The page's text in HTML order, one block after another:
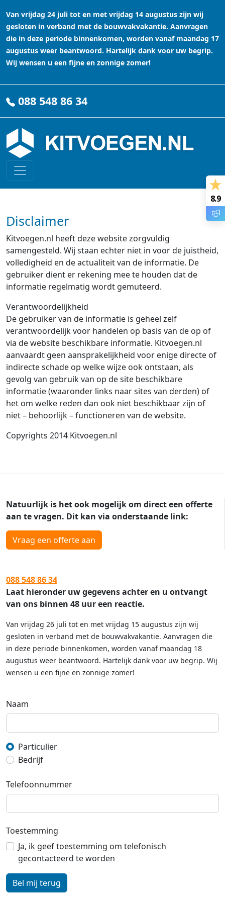
Van vrijdag 24 juli tot en met vrijdag 14 augustus zijn wij
gesloten in verband met de bouwvakvakantie. Aanvragen
die in deze periode binnenkomen, worden vanaf maandag 17
augustus weer beantwoord. Hartelijk dank voor uw begrip.
Wij wensen u een fijne en zonnige zomer!
088 548 86 34
Disclaimer
Kitvoegen.nl heeft deze website zorgvuldig
samengesteld. Wij staan echter niet in voor de juistheid,
volledigheid en de actualiteit van de informatie. De
gebruiker dient er rekening mee te houden dat de
informatie regelmatig wordt gemuteerd.
Verantwoordelijkheid
De gebruiker van de informatie is geheel zelf
verantwoordelijk voor handelen op basis van de op of
via de website beschikbare informatie. Kitvoegen.nl
aanvaardt geen aansprakelijkheid voor enige directe of
indirecte schade op welke wijze ook ontstaan, als
gevolg van gebruik van op de site beschikbare
informatie (waaronder links naar sites van derden) of
het om welke reden dan ook niet beschikbaar zijn of
niet – behoorlijk – functioneren van de website.
Copyrights 2014 Kitvoegen.nl
Natuurlijk is het ook mogelijk om direct een offerte
aan te vragen. Dit kan via onderstaande link:
Vraag een offerte aan
088 548 86 34
Laat hieronder uw gegevens achter en u ontvangt
van ons binnen 48 uur een reactie.
Van vrijdag 26 juli tot en met vrijdag 15 augustus zijn wij
gesloten in verband met de bouwvakvakantie. Aanvragen die
in deze periode binnenkomen, worden vanaf maandag 18
augustus weer beantwoord. Hartelijk dank voor uw begrip. Wij
wensen u een fijne en zonnige zomer!
Naam
Particulier
Bedrijf
Telefoonnummer
Toestemming
Ja, ik geef toestemming om telefonisch
gecontacteerd te worden
8.9